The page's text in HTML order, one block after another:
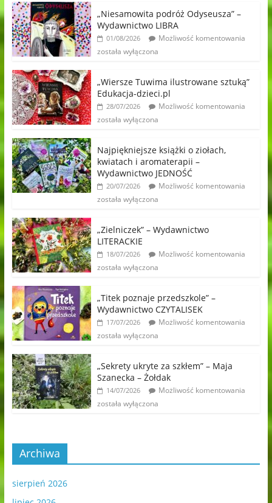
„Niesamowita podróż Odyseusza” –
Wydawnictwo LIBRA
01/08/2026
Możliwość komentowania
została wyłączona
„Wiersze Tuwima ilustrowane sztuką”
Edukacja-dzieci.pl
28/07/2026
Możliwość komentowania
została wyłączona
Najpiękniejsze książki o ziołach,
kwiatach i aromaterapii –
Wydawnictwo JEDNOŚĆ
20/07/2026
Możliwość komentowania
została wyłączona
„Zielniczek” – Wydawnictwo
LITERACKIE
18/07/2026
Możliwość komentowania
została wyłączona
„Titek poznaje przedszkole” –
Wydawnictwo CZYTALISEK
17/07/2026
Możliwość komentowania
została wyłączona
„Sekrety ukryte za szkłem” – Maja
Szanecka – Żołdak
14/07/2026
Możliwość komentowania
została wyłączona
Archiwa
sierpień 2026